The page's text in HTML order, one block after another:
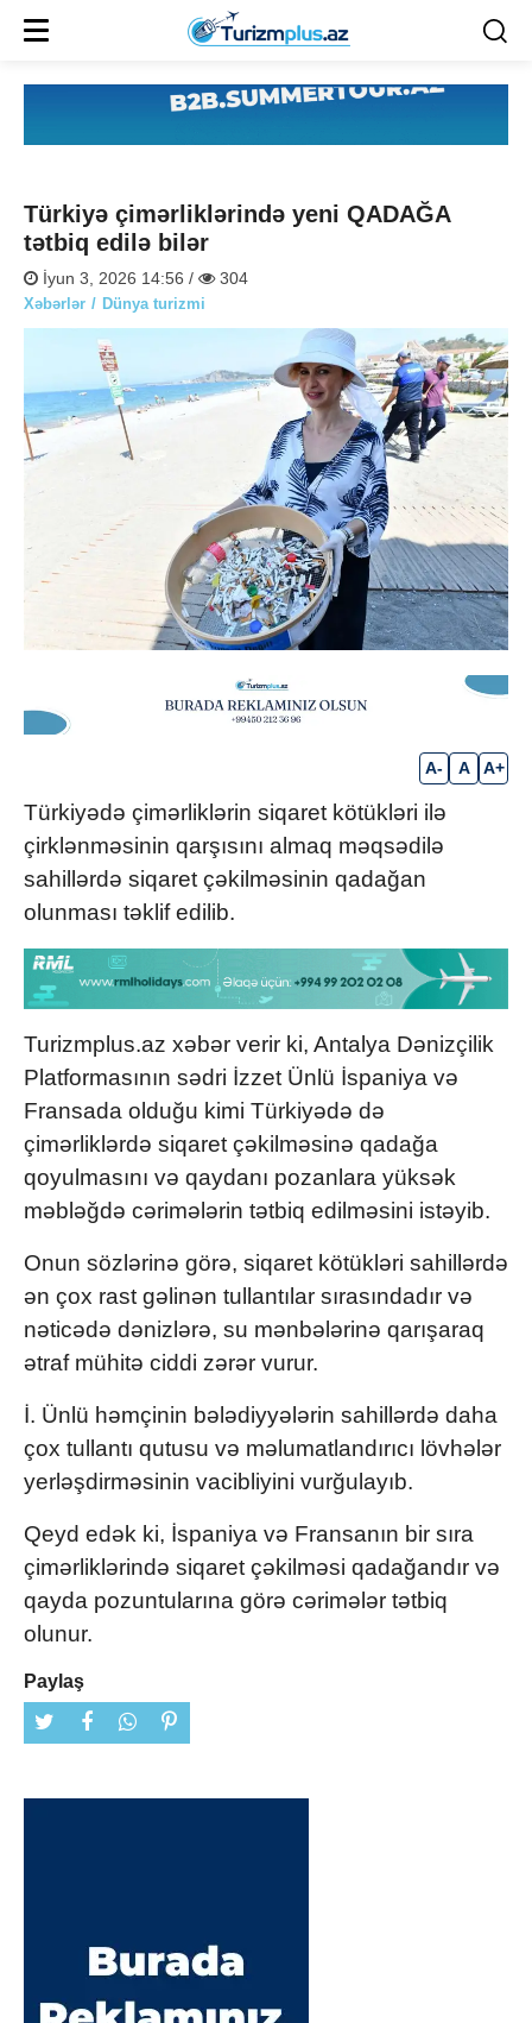
Türkiyə çimərliklərində yeni QADAĞA
tətbiq edilə bilər
İyun 3, 2026 14:56 / 304
Xəbərlər Dünya turizmi
A- A A+
Türkiyədə çimərliklərin siqaret kötükləri ilə
çirklənməsinin qarşısını almaq məqsədilə
sahillərdə siqaret çəkilməsinin qadağan
olunması təklif edilib.
Turizmplus.az xəbər verir ki, Antalya Dənizçilik
Platformasının sədri İzzet Ünlü İspaniya və
Fransada olduğu kimi Türkiyədə də
çimərliklərdə siqaret çəkilməsinə qadağa
qoyulmasını və qaydanı pozanlara yüksək
məbləğdə cərimələrin tətbiq edilməsini istəyib.
Onun sözlərinə görə, siqaret kötükləri sahillərdə
ən çox rast gəlinən tullantılar sırasındadır və
nəticədə dənizlərə, su mənbələrinə qarışaraq
ətraf mühitə ciddi zərər vurur.
İ. Ünlü həmçinin bələdiyyələrin sahillərdə daha
çox tullantı qutusu və məlumatlandırıcı lövhələr
yerləşdirməsinin vacibliyini vurğulayıb.
Qeyd edək ki, İspaniya və Fransanın bir sıra
çimərliklərində siqaret çəkilməsi qadağandır və
qayda pozuntularına görə cərimələr tətbiq
olunur.
Paylaş